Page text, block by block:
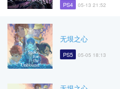
PS4 05-13 21:52
无垠之心
PS5 05-05 18:13